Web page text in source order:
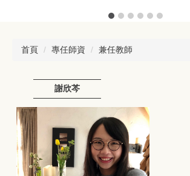
首頁 專任師資 兼任教師
謝欣芩